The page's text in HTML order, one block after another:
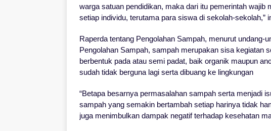
warga satuan pendidikan, maka dari itu pemerintah
setiap individu, terutama para siswa di sekolah-sekolah,”
Raperda tentang Pengolahan Sampah, menurut undang-
Pengolahan Sampah, sampah merupakan sisa kegiatan
berbentuk pada atau semi padat, baik organik maupun
sudah tidak berguna lagi serta dibuang ke lingkungan
“Betapa besarnya permasalahan sampah serta menjadi
sampah yang semakin bertambah setiap harinya tidak
juga menimbulkan dampak negatif terhadap kesehatan